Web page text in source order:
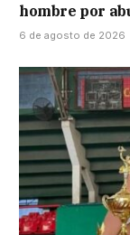
hombre por
6 de agosto de 2026